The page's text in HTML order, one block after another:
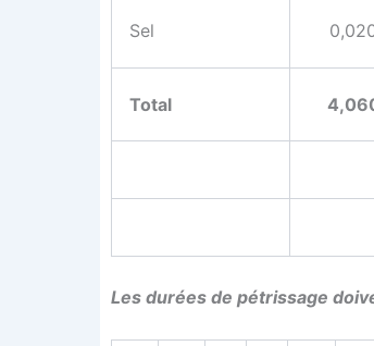
Sel
Total
Les durées de pétris­sage